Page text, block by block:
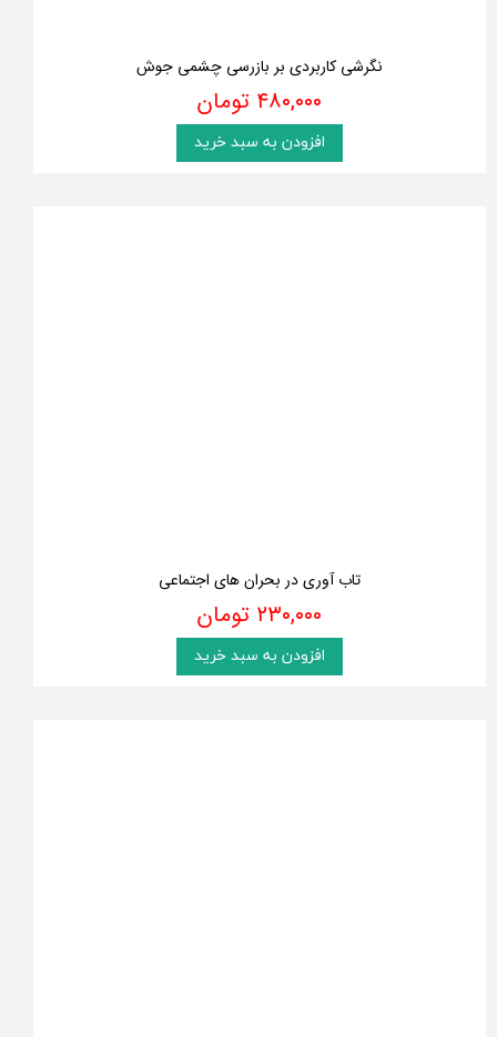
نگرشی کاربردی بر بازرسی چشمی جوش
۴۸۰,۰۰۰ تومان
افزودن به سبد خرید
تاب آوری در بحران های اجتماعی
۲۳۰,۰۰۰ تومان
افزودن به سبد خرید